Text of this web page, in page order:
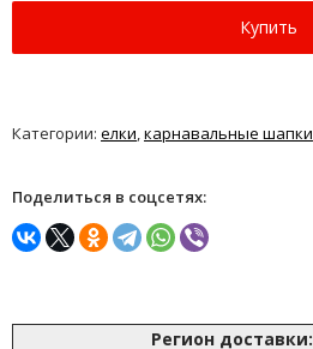
Купить
Категории: елки карнавальные шапки
Поделиться в соцсетях:
Регион доставки: